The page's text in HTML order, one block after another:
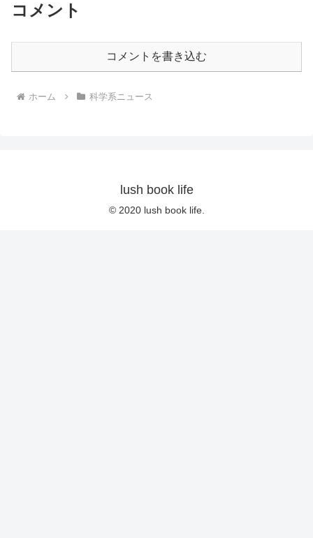
コメント
コメントを書き込む
ホーム 科学系ニュース
lush book life
© 2020 lush book life.